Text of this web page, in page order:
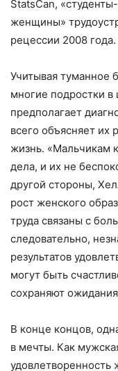
StatsCan,
женщины»
рецессии 2008 года.
Учитывая туманное
многие подростки
предполагает
всего объясняет их
жизнь. «Мальчикам
дела, и их не
другой стороны,
рост женского
труда связаны с
следовательно,
результатов
могут быть
сохраняют
В конце концов,
в мечты. Как
удовлетворенность